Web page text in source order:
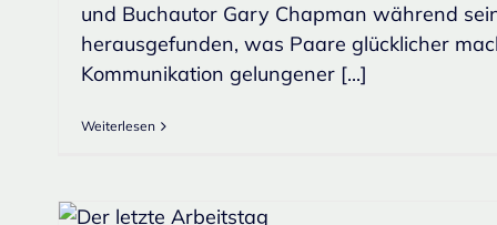
und Buchautor Gary Chapman während
herausgefunden, was Paare glücklicher
Kommunikation gelungener [...]
Weiterlesen